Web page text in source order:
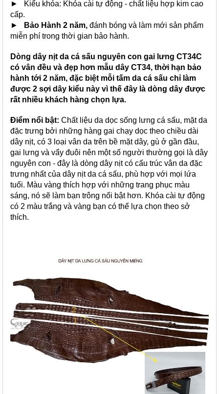
► Kiểu khóa: Khóa cài tự động - chất liệu hợp kim cao
cấp.
►
Bảo Hành 2 năm, đánh bóng và làm mới sản phẩm
miễn phí trong thời gian bảo hành.
Dòng dây nịt da cá sấu nguyên con gai lưng CT34C
có vân đều và đẹp hơn mẫu dây CT34, thời hạn bảo
hành tới 2 năm, đặc biệt mỗi tấm da cá sấu chỉ làm
được 2 sợi dây kiểu này vì thế đây là dòng dây được
rất nhiều khách hàng chọn lựa.
Điểm nổi bật: Chất liệu da dọc sống lưng cá sấu, mặt da
đặc trưng bởi những hàng gai chạy dọc theo chiều dài
dây nịt, có 3 loại vân da trên bề mặt dây, gù ở gần đầu,
gai lưng và vẩy đuôi nên một số người thường gọi là dây
nguyên con - đây là dòng dây nịt có cấu trúc vân da đặc
trưng nhất của dây nịt da cá sấu, phù hợp với mọi lứa
tuổi. Màu vàng thích hợp với những trang phục màu
sáng, nó sẽ làm bạn trông nổi bật hơn. Khóa cài tự động
có 2 màu trắng và vàng bạn có thể lựa chọn theo sở
thích.